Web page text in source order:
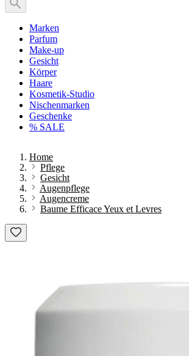
Marken
Parfum
Make-up
Gesicht
Körper
Haare
Kosmetik-Studio
Nischenmarken
Geschenke
% SALE
Home
Pflege
Gesicht
Augenpflege
Augencreme
Baume Efficace Yeux et Levres